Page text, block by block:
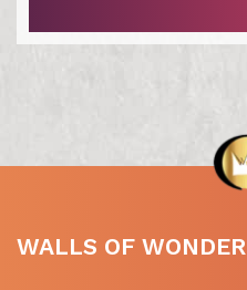
WALLS OF WONDER